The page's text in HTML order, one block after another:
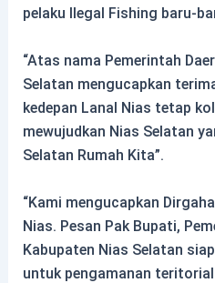
pelaku Ilegal Fishing baru-
“Atas nama Pemerintah
Selatan mengucapkan
kedepan Lanal Nias tetap
mewujudkan Nias Selatan
Selatan Rumah Kita”.
“Kami mengucapkan
Nias. Pesan Pak Bupati,
Kabupaten Nias Selatan
untuk pengamanan teritorial